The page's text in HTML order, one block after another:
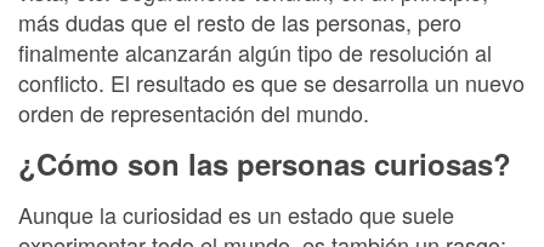
más dudas que el resto de las personas, pero
finalmente alcanzarán algún tipo de resolución al
conflicto. El resultado es que se desarrolla un nuevo
orden de representación del mundo.
¿Cómo son las personas curiosas?
Aunque la curiosidad es un estado que suele